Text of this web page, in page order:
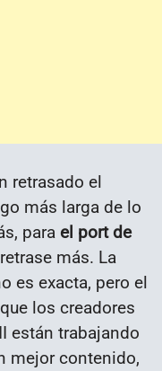
retrasado el
más larga de lo
para el port de
más. La
es exacta, pero el
los creadores
están trabajando
mejor contenido,